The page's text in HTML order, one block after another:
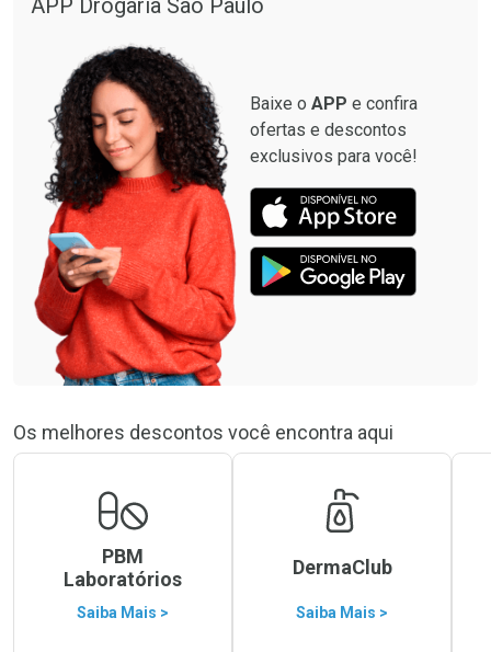
APP Drogaria São Paulo
Baixe o APP e confira
ofertas e descontos
exclusivos para você!
Os melhores descontos você encontra aqui
PBM
Laboratórios
Saiba Mais >
DermaClub
Saiba Mais >